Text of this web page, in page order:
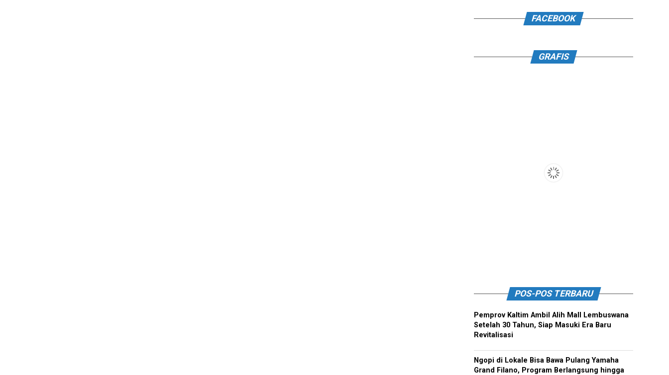
FACEBOOK
GRAFIS
POS-POS TERBARU
Pemprov Kaltim Ambil Alih Mall Lembuswana
Setelah 30 Tahun, Siap Masuki Era Baru
Revitalisasi
Ngopi di Lokale Bisa Bawa Pulang Yamaha
Grand Filano, Program Berlangsung hingga